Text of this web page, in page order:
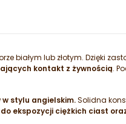
białym lub złotym. Dzięki
kontakt z żywnością.
stylu angielskim.Solidna
ekspozycji ciężkich ciast